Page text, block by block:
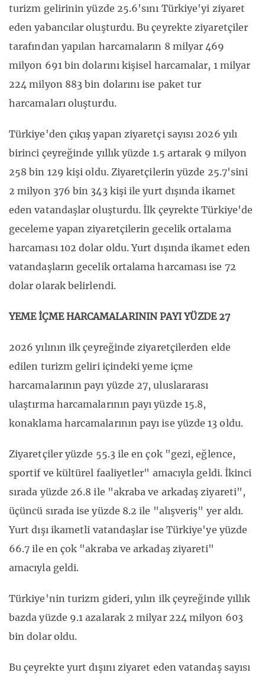
turizm gelirinin yüzde 25.6'sını Türkiye'yi ziyaret
eden yabancılar oluşturdu. Bu çeyrekte ziyaretçiler
tarafından yapılan harcamaların 8 milyar 469
milyon 691 bin dolarını kişisel harcamalar, 1 milyar
224 milyon 883 bin dolarını ise paket tur
harcamaları oluşturdu.
Türkiye'den çıkış yapan ziyaretçi sayısı 2026 yılı
birinci çeyreğinde yıllık yüzde 1.5 artarak 9 milyon
258 bin 129 kişi oldu. Ziyaretçilerin yüzde 25.7'sini
2 milyon 376 bin 343 kişi ile yurt dışında ikamet
eden vatandaşlar oluşturdu. İlk çeyrekte Türkiye'de
geceleme yapan ziyaretçilerin gecelik ortalama
harcaması 102 dolar oldu. Yurt dışında ikamet eden
vatandaşların gecelik ortalama harcaması ise 72
dolar olarak belirlendi.
YEME İÇME HARCAMALARININ PAYI YÜZDE 27
2026 yılının ilk çeyreğinde ziyaretçilerden elde
edilen turizm geliri içindeki yeme içme
harcamalarının payı yüzde 27, uluslararası
ulaştırma harcamalarının payı yüzde 15.8,
konaklama harcamalarının payı ise yüzde 13 oldu.
Ziyaretçiler yüzde 55.3 ile en çok "gezi, eğlence,
sportif ve kültürel faaliyetler" amacıyla geldi. İkinci
sırada yüzde 26.8 ile "akraba ve arkadaş ziyareti",
üçüncü sırada ise yüzde 8.2 ile "alışveriş" yer aldı.
Yurt dışı ikametli vatandaşlar ise Türkiye'ye yüzde
66.7 ile en çok "akraba ve arkadaş ziyareti"
amacıyla geldi.
Türkiye'nin turizm gideri, yılın ilk çeyreğinde yıllık
bazda yüzde 9.1 azalarak 2 milyar 224 milyon 603
bin dolar oldu.
Bu çeyrekte yurt dışını ziyaret eden vatandaş sayısı